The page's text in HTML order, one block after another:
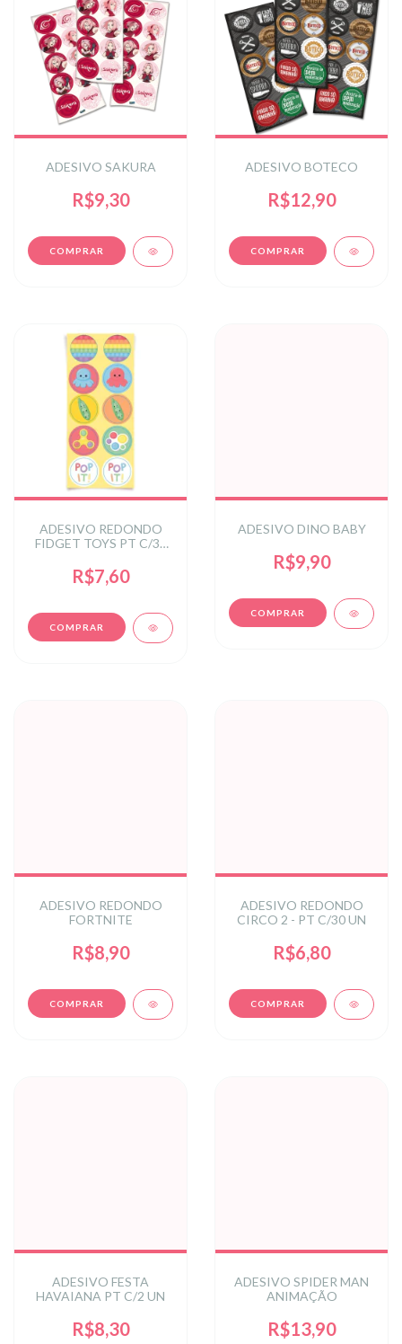
ADESIVO SAKURA
R$9,30
ADESIVO BOTECO
R$12,90
ADESIVO REDONDO
FIDGET TOYS PT C/30
R$7,60
ADESIVO DINO BABY
R$9,90
ADESIVO REDONDO
FORTNITE
R$8,90
ADESIVO REDONDO
CIRCO 2 - PT C/30 UN
R$6,80
ADESIVO FESTA
HAVAIANA PT C/2 UN
R$8,30
ADESIVO SPIDER MAN
ANIMAÇÃO
R$13,90